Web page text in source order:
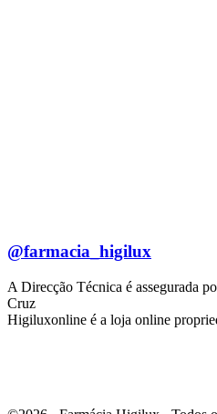
@farmacia_higilux
A Direcção Técnica é assegurada
Cruz
Higiluxonline é a loja online